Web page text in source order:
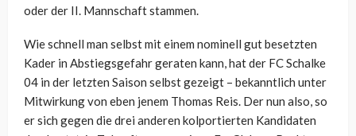
oder der II. Mannschaft stammen.
Wie schnell man selbst mit einem nominell gut besetzten
Kader in Abstiegsgefahr geraten kann, hat der FC Schalke
04 in der letzten Saison selbst gezeigt – bekanntlich unter
Mitwirkung von eben jenem Thomas Reis. Der nun also, so
er sich gegen die drei anderen kolportierten Kandidaten